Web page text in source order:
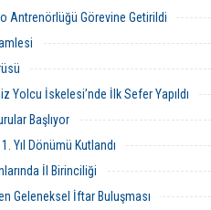
Antrenörlüğü Görevine Getirildi
Yolcu İskelesi’nde İlk Sefer Yapıldı
Başlıyor
Yıl Dönümü Kutlandı
İl Birinciliği
Geleneksel İftar Buluşması